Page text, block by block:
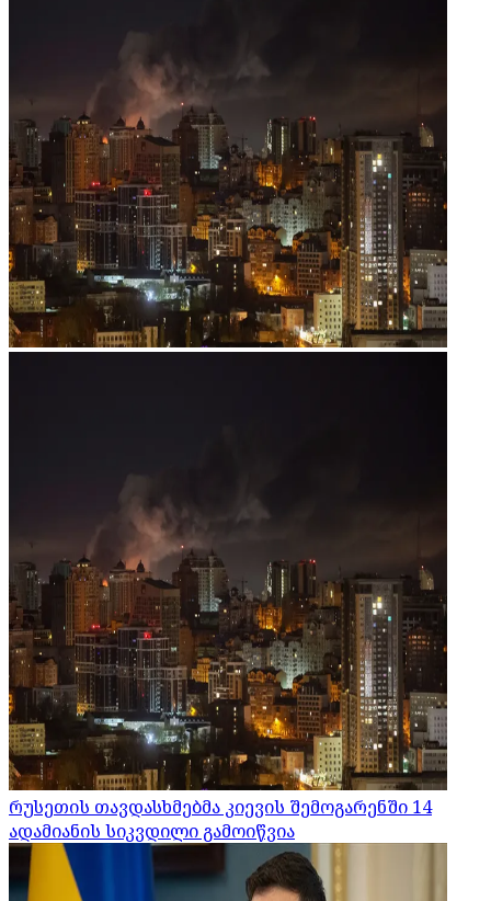
რუსეთის თავდასხმებმა კიევის შემოგარენში 14
ადამიანის სიკვდილი გამოიწვია